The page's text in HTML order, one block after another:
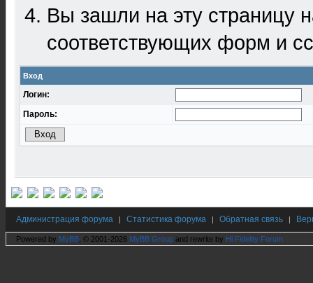
Вы зашли на эту
соответствующих форм и
Вход
Логин:
Пароль:
Администрация форума | Статистика форума | Обратная связь |
Powered by MyBB , © 2001-2026 MyBB Group and rewrite by Hi Fidelity Forum